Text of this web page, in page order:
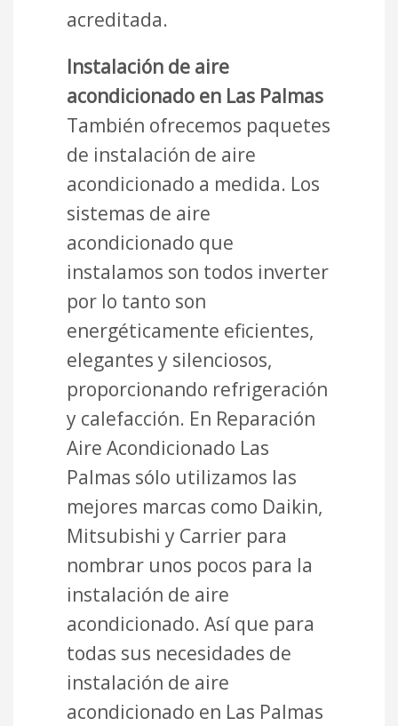
acreditada.
Instalación de aire
acondicionado en Las Palmas
También ofrecemos paquetes
de instalación de aire
acondicionado a medida. Los
sistemas de aire
acondicionado que
instalamos son todos inverter
por lo tanto son
energéticamente eficientes,
elegantes y silenciosos,
proporcionando refrigeración
y calefacción. En Reparación
Aire Acondicionado Las
Palmas sólo utilizamos las
mejores marcas como Daikin,
Mitsubishi y Carrier para
nombrar unos pocos para la
instalación de aire
acondicionado. Así que para
todas sus necesidades de
instalación de aire
acondicionado en Las Palmas